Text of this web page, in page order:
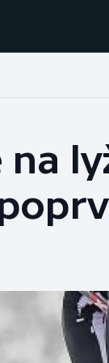
Baseball a softbal
Basketbal
Boby a skeleton
na